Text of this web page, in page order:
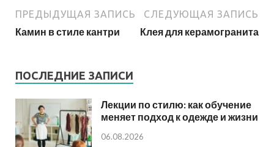
ПРЕДЫДУЩАЯ ЗАПИСЬ
Камин в стиле кантри
СЛЕДУЮЩАЯ ЗАПИСЬ
Клея для керамогранита
ПОСЛЕДНИЕ ЗАПИСИ
Лекции по стилю: как обучение
меняет подход к одежде и жизни
06.08.2026